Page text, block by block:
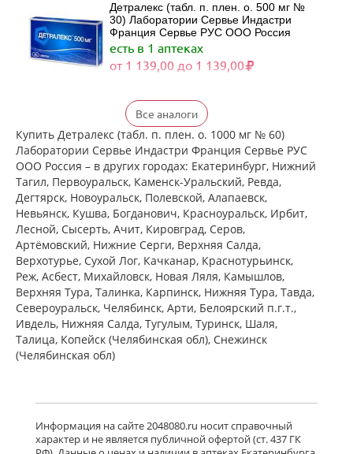
Детралекс (табл. п. плен. о. 500 мг №
30) Лаборатории Сервье Индастри
Франция Сервье РУС ООО Россия
есть в 1 аптеках
от 1 139,00 до 1 139,00
Детралекс (табл. п. плен. о. 500 мг №
60) Лаборатории Сервье Индастри
Франция Сервье РУС ООО Россия
есть в 1 аптеках
от 2 164,00 до 2 164,00
Венарус (табл. п. плен. о. 50 мг+450
мг № 30) Алиум АО (Московская
обл,.рп. Оболенск) Россия
есть в 1 аптеках
от 1 183,00 до 1 183,00
Венарус (табл. п. плен. о. 50 мг+450
мг № 60) Алиум АО (Московская
обл,.рп. Оболенск) Россия
есть в 1 аптеках
от 2 079,00 до 2 079,00
Детралекс (табл. п. плен. о. 1000 мг
№ 60) Лаборатории Сервье
Индастри Франция Сервье РУС ООО
Россия
Все аналоги
Купить Детралекс (табл. п. плен. о. 1000 мг № 60)
Лаборатории Сервье Индастри Франция Сервье РУС
ООО Россия – в других городах: Екатеринбург, Нижний
Тагил, Первоуральск, Каменск-Уральский, Ревда,
Дегтярск, Новоуральск, Полевской, Алапаевск,
Невьянск, Кушва, Богданович, Красноуральск, Ирбит,
Лесной, Сысерть, Ачит, Кировград, Серов,
Артёмовский, Нижние Cерги, Верхняя Салда,
Верхотурье, Сухой Лог, Качканар, Краснотурьинск,
Реж, Асбест, Михайловск, Новая Ляля, Камышлов,
Верхняя Тура, Талинка, Карпинск, Нижняя Тура, Тавда,
Североуральск, Челябинск, Арти, Белоярский п.г.т.,
Ивдель, Нижняя Салда, Тугулым, Туринск, Шаля,
Талица, Копейск (Челябинская обл), Снежинск
(Челябинская обл)
Информация на сайте 2048080.ru носит справочный
характер и не является публичной офертой (ст. 437 ГК